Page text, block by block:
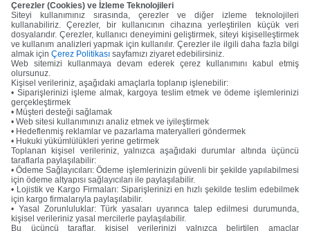
Çerezler (Cookies) ve İzleme Teknolojileri
Siteyi kullanımınız sırasında, çerezler ve diğer izleme teknolojileri
kullanabiliriz. Çerezler, bir kullanıcının cihazına yerleştirilen küçük veri
dosyalarıdır. Çerezler, kullanıcı deneyimini geliştirmek, siteyi kişiselleştirmek
ve kullanım analizleri yapmak için kullanılır. Çerezler ile ilgili daha fazla bilgi
almak için Çerez Politikası sayfamızı ziyaret edebilirsiniz.
Web sitemizi kullanmaya devam ederek çerez kullanımını kabul etmiş
olursunuz.
Kişisel verileriniz, aşağıdaki amaçlarla toplanıp işlenebilir:
• Siparişlerinizi işleme almak, kargoya teslim etmek ve ödeme işlemlerinizi
gerçekleştirmek
• Müşteri desteği sağlamak
• Web sitesi kullanımınızı analiz etmek ve iyileştirmek
• Hedeflenmiş reklamlar ve pazarlama materyalleri göndermek
• Hukuki yükümlülükleri yerine getirmek
Toplanan kişisel verileriniz, yalnızca aşağıdaki durumlar altında üçüncü
taraflarla paylaşılabilir:
• Ödeme Sağlayıcıları: Ödeme işlemlerinizin güvenli bir şekilde yapılabilmesi
için ödeme altyapısı sağlayıcıları ile paylaşılabilir.
• Lojistik ve Kargo Firmaları: Siparişlerinizi en hızlı şekilde teslim edebilmek
için kargo firmalarıyla paylaşılabilir.
• Yasal Zorunluluklar: Türk yasaları uyarınca talep edilmesi durumunda,
kişisel verileriniz yasal mercilerle paylaşılabilir.
Bu üçüncü taraflar, kişisel verilerinizi yalnızca belirtilen amaçlar